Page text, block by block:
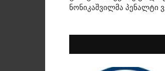
ნონიკაშვილმა პენალტი